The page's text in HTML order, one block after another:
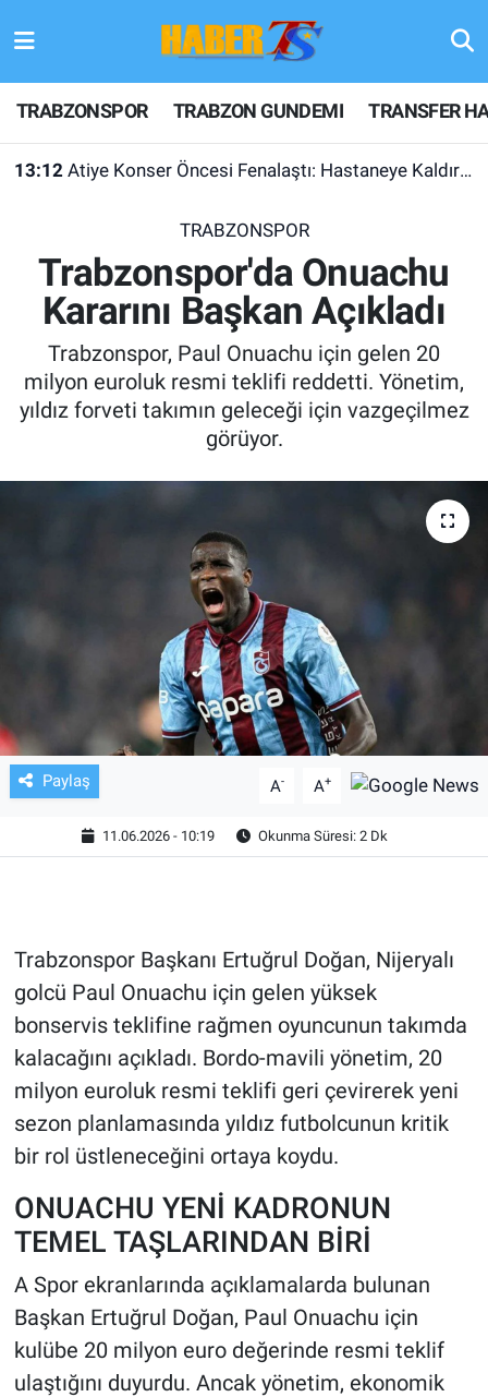
TRABZONSPOR TRABZON GUNDEMI TRANSFER
13:12 Atiye Konser Öncesi Fenalaştı: Hastaneye Kaldırıldı
TRABZONSPOR
Trabzonspor'da Onuachu
Kararını Başkan Açıkladı
Trabzonspor, Paul Onuachu için gelen 20
milyon euroluk resmi teklifi reddetti. Yönetim,
yıldız forveti takımın geleceği için vazgeçilmez
görüyor.
Paylaş A- A+
11.06.2026 - 10:19 Okunma Süresi: 2 Dk
Trabzonspor Başkanı Ertuğrul Doğan, Nijeryalı
golcü Paul Onuachu için gelen yüksek
bonservis teklifine rağmen oyuncunun takımda
kalacağını açıkladı. Bordo-mavili yönetim, 20
milyon euroluk resmi teklifi geri çevirerek yeni
sezon planlamasında yıldız futbolcunun kritik
bir rol üstleneceğini ortaya koydu.
ONUACHU YENİ KADRONUN
TEMEL TAŞLARINDAN BİRİ
A Spor ekranlarında açıklamalarda bulunan
Başkan Ertuğrul Doğan, Paul Onuachu için
kulübe 20 milyon euro değerinde resmi teklif
ulaştığını duyurdu. Ancak yönetim, ekonomik
TRABZONSPOR
TRABZON GUNDEMI
KULİS MEYDANI
1461 TRABZON
FUTBOL
KÜLTÜR SANAT
EKONOMİ
ÇEVRE
HABERDE İNSAN
POLİTİKA
SPOR
MAGAZİN
Bilim, Teknoloji
Hava Durumu
Trafik Durumu
Son Dakika Haberleri
Haber Arşivi